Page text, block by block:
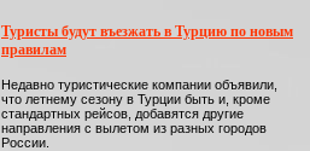
Туристы будут въезжать в Турцию по новым
правилам
Недавно туристические компании объявили,
что летнему сезону в Турции быть и, кроме
стандартных рейсов, добавятся другие
направления с вылетом из разных городов
России.